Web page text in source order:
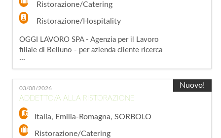
Ristorazione/Catering
Ristorazione/Hospitality
OGGI LAVORO SPA - Agenzia per il Lavoro
filiale di Belluno - per azienda cliente ricerca
una risorsa da inserire come ADDETTO/A
RISTORAZIONE Per azienda cliente della
zona di Belluno, siamo alla ricerca di una
risorsa da inserire all'interno di un fast food.
La figura selezionata si occuperà della
preparazione dei pasti, del servizio alla
...
03/08/2026
ADDETTO/A ALLA RISTORAZIONE
Italia, Emilia-Romagna,SORBOLO
Ristorazione/Catering
Nuovo!